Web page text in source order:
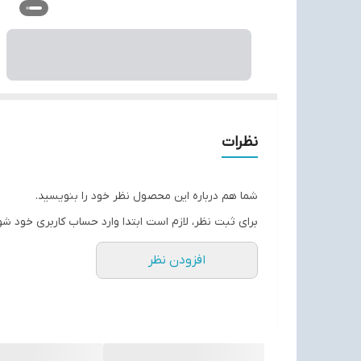
نظرات
شما هم درباره این محصول نظر خود را بنویسید.
برای ثبت نظر، لازم است ابتدا وارد حساب کاربری خود
افزودن نظر